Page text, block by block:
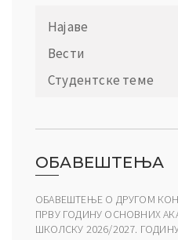
Најаве
Вести
Студентске теме
ОБАВЕШТЕЊА
ОБАВЕШТЕЊЕ О ДРУГОМ
ПРВУ ГОДИНУ ОСНОВНИХ
ШКОЛСКУ 2026/2027.